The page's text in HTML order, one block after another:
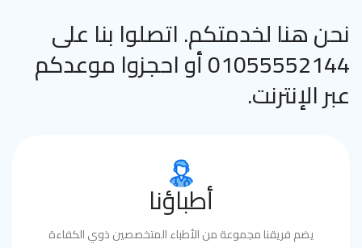
نحن هنا لخدمتكم. اتصلوا بنا على
01055552144 أو احجزوا موعدكم
عبر الإنترنت.
أطباؤنا
يضم فريقنا مجموعة من الأطباء المتخصصين ذوي الكفاءة